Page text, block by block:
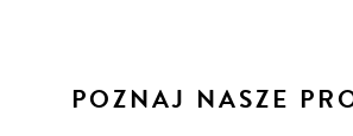
POZNAJ NASZE